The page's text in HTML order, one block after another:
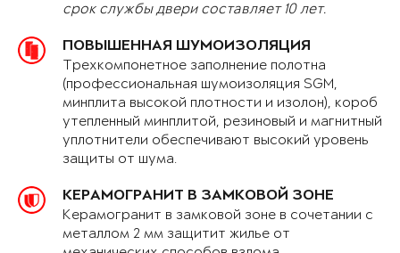
срок службы двери составляет 10 лет.
ПОВЫШЕННАЯ ШУМОИЗОЛЯЦИЯ
Трехкомпонетное заполнение полотна
(профессиональная шумоизоляция SGM,
минплита высокой плотности и изолон), короб
утепленный минплитой, резиновый и магнитный
уплотнители обеспечивают высокий уровень
защиты от шума.
КЕРАМОГРАНИТ В ЗАМКОВОЙ ЗОНЕ
Керамогранит в замковой зоне в сочетании с
металлом 2 мм защитит жилье от